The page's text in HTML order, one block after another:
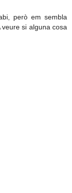
però em sembla
si alguna cosa